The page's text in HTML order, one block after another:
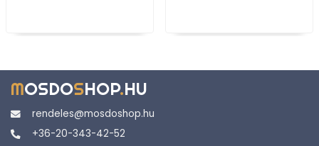
MOSDOSHOP.HU
rendeles@mosdoshop.hu
+36-20-343-42-52